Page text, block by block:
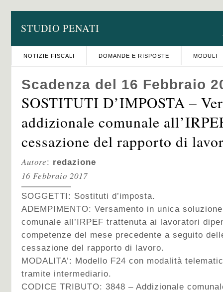
STUDIO PENATI
NOTIZIE FISCALI DOMANDE E RISPOSTE MODULI
Scadenza del 16 Febbraio
SOSTITUTI D’IMPOSTA –
addizionale comunale
cessazione del rapporto di
Autore: redazione
16 Febbraio 2017
SOGGETTI: Sostituti d’imposta.
ADEMPIMENTO: Versamento in unica
comunale all’IRPEF trattenuta ai lavoratori
competenze del mese precedente a seguito
cessazione del rapporto di lavoro.
MODALITA’: Modello F24 con modalità
tramite intermediario.
CODICE TRIBUTO: 3848 – Addizionale